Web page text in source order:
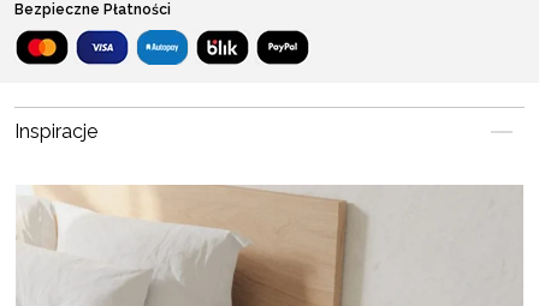
Bezpieczne Płatności
Inspiracje